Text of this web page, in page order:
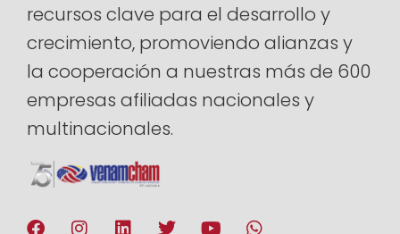
recursos clave para el desarrollo y
crecimiento, promoviendo alianzas y
la cooperación a nuestras más de 600
empresas afiliadas nacionales y
multinacionales.